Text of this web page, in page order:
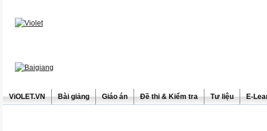
ViOLET.VN Bài giảng Giáo án Đề thi & Kiểm tra Tư liệu E-